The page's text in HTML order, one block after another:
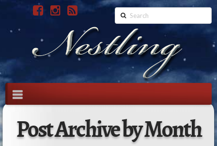
Search
Navigation
Post Archive by Month